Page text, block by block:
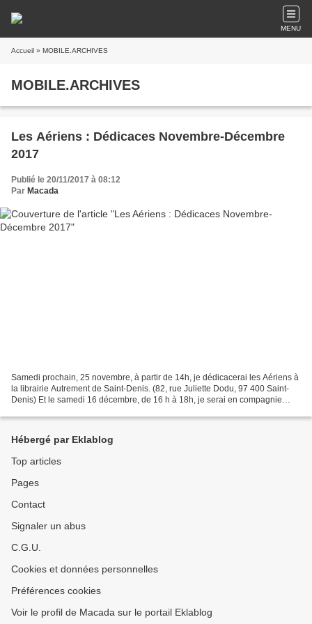
MENU
Accueil » MOBILE.ARCHIVES
MOBILE.ARCHIVES
Les Aériens : Dédicaces Novembre-Décembre
2017
Publié le 20/11/2017 à 08:12
Par Macada
Samedi prochain, 25 novembre, à partir de 14h, je dédicacerai les Aériens à
la librairie Autrement de Saint-Denis. (82, rue Juliette Dodu, 97 400 Saint-
Denis) Et le samedi 16 décembre, de 16 h à 18h, je serai en compagnie
Hébergé par Eklablog
Top articles
Pages
Contact
Signaler un abus
C.G.U.
Cookies et données personnelles
Préférences cookies
Voir le profil de Macada sur le portail Eklablog